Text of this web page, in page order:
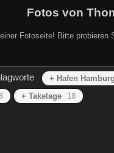
Fotos von
Fotoseite! Bitte probieren
+ Hafen Hamburg
+ Takelage 18